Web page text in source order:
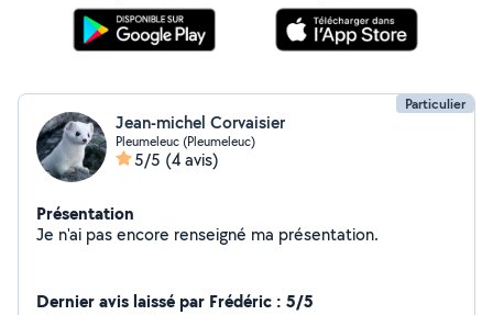
Particulier
Jean-michel Corvaisier
Pleumeleuc (Pleumeleuc)
5/5 (4 avis)
Présentation
Je n'ai pas encore renseigné ma présentation.
Dernier avis laissé par Frédéric : 5/5